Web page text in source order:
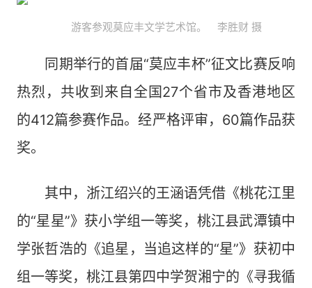
游客参观莫应丰文学艺术馆。 李胜财 摄
同期举行的首届“莫应丰杯”征文比赛反响
热烈，共收到来自全国27个省市及香港地区
的412篇参赛作品。经严格评审，60篇作品获
奖。
其中，浙江绍兴的王涵语凭借《桃花江里
的“星星”》获小学组一等奖，桃江县武潭镇中
学张哲浩的《追星，当追这样的“星”》获初中
组一等奖，桃江县第四中学贺湘宁的《寻我循